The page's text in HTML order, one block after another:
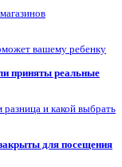
вашему ребенку
приняты реальные
разница и какой выбрать
для посещения